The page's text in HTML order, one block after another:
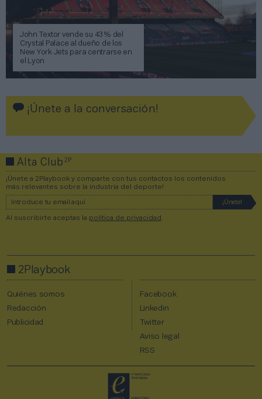
John Textor vende su 43% del
Crystal Palace al dueño de los
New York Jets para centrarse en
el Lyon
¡Únete a la conversación!
Alta Club2P
¡Únete a 2Playbook y comparte con tus contactos los contenidos
más relevantes sobre la industria del deporte!
Al suscribirte aceptas la política de privacidad
2Playbook
Quiénes somos
Redacción
Publicidad
Facebook
Linkedin
Twitter
Aviso legal
RSS